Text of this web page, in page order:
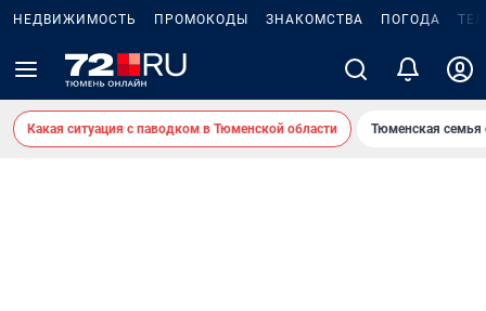
НЕДВИЖИМОСТЬ ПРОМОКОДЫ ЗНАКОМСТВА ПОГОДА
Какая ситуация с паводком в Тюменской области Тюменская семья